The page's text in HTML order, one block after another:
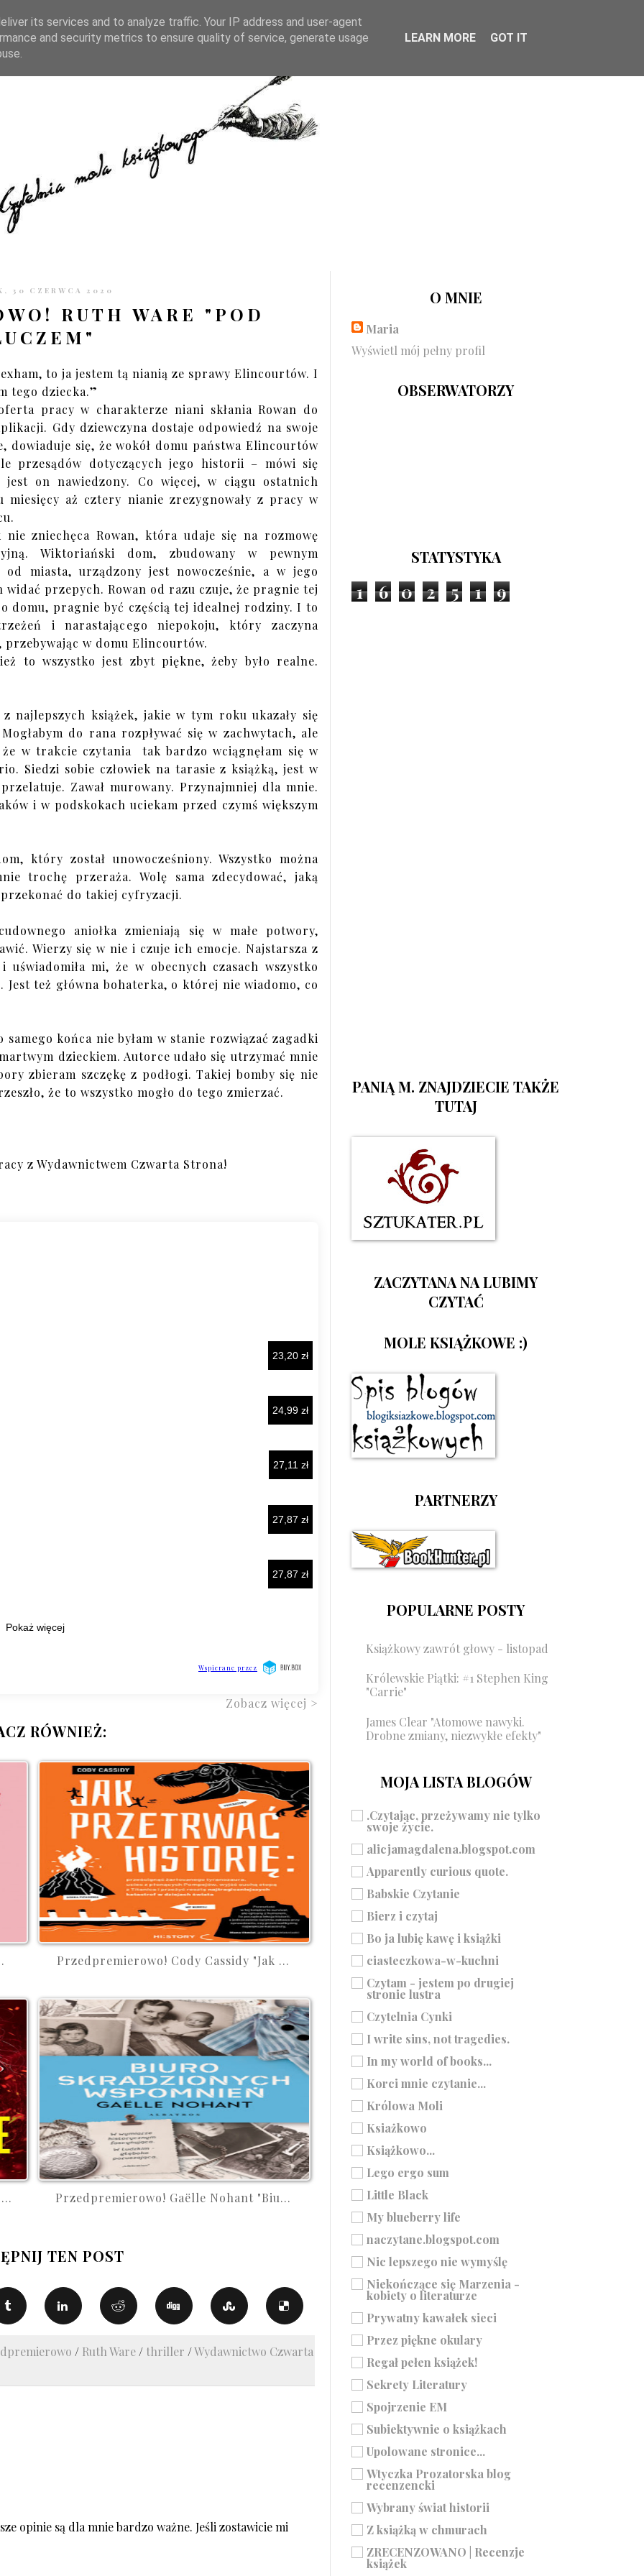
KONTAKT CZYTELNIA PO GODZINACH
30 CZERWCA 2020
RUTH WARE "POD
to ja jestem tą nianią ze sprawy Elincourtów. I
tego dziecka.”
pracy w charakterze niani skłania Rowan do
Gdy dziewczyna dostaje odpowiedź na swoje
dowiaduje się, że wokół domu państwa Elincourtów
przesądów dotyczących jego historii – mówi się
jest on nawiedzony. Co więcej, w ciągu ostatnich
miesięcy aż cztery nianie zrezygnowały z pracy w
nie zniechęca Rowan, która udaje się na rozmowę
Wiktoriański dom, zbudowany w pewnym
od miasta, urządzony jest nowocześnie, a w jego
widać przepych. Rowan od razu czuje, że pragnie tej
domu, pragnie być częścią tej idealnej rodziny. I to
i narastającego niepokoju, który zaczyna
przebywając w domu Elincourtów.
to wszystko jest zbyt piękne, żeby było realne.
najlepszych książek, jakie w tym roku ukazały się
do rana rozpływać się w zachwytach, ale
w trakcie czytania tak bardzo wciągnęłam się w
Siedzi sobie człowiek na tarasie z książką, jest w
Zawał murowany. Przynajmniej dla mnie.
i w podskokach uciekam przed czymś większym
który został unowocześniony. Wszystko można
trochę przeraża. Wolę sama zdecydować, jaką
do takiej cyfryzacji.
aniołka zmieniają się w małe potwory,
Wierzy się w nie i czuje ich emocje. Najstarsza z
mi, że w obecnych czasach wszystko
Jest też główna bohaterka, o której nie wiadomo, co
końca nie byłam w stanie rozwiązać zagadki
dzieckiem. Autorce udało się utrzymać mnie
zbieram szczękę z podłogi. Takiej bomby się nie
że to wszystko mogło do tego zmierzać.
z Wydawnictwem Czwarta Strona!
Zobacz więcej >
RÓWNIEŻ:
Przedpremierowo! Cody Cassidy "Jak ...
Przedpremierowo! Gaëlle Nohant "Biu...
TEN POST
/ Ruth Ware / thriller /Wydawnictwo Czwarta
opinie są dla mnie bardzo ważne. Jeśli zostawicie mi
O MNIE
Maria
Wyświetl mój pełny profil
OBSERWATORZY
STATYSTYKA
1 6 0 2 5 1 9
PANIĄ M. ZNAJDZIECIE TAKŻE
TUTAJ
ZACZYTANA NA LUBIMY
CZYTAĆ
MOLE KSIĄŻKOWE :)
PARTNERZY
POPULARNE POSTY
Książkowy zawrót głowy - listopad
Królewskie Piątki: #1 Stephen King
"Carrie"
James Clear "Atomowe nawyki.
Drobne zmiany, niezwykłe efekty"
MOJA LISTA BLOGÓW
.Czytając, przeżywamy nie tylko
swoje życie.
alicjamagdalena.blogspot.com
Apparently curious quote.
Babskie Czytanie
Bierz i czytaj
Bo ja lubię kawę i książki
ciasteczkowa-w-kuchni
Czytam - jestem po drugiej
stronie lustra
Czytelnia Cynki
I write sins, not tragedies.
In my world of books...
Korci mnie czytanie...
Królowa Moli
Ksiażkowo
Książkowo...
Lego ergo sum
Little Black
My blueberry life
naczytane.blogspot.com
Nic lepszego nie wymyślę
Niekończące się Marzenia -
kobiety o literaturze
Prywatny kawałek sieci
Przez piękne okulary
Regał pełen książek!
Sekrety Literatury
Spojrzenie EM
Subiektywnie o książkach
Upolowane stronice...
Wtyczka Prozatorska blog
recenzencki
Wybrany świat historii
Z książką w chmurach
ZRECENZOWANO | Recenzje
książek
its services and to analyze traffic. Your IP address and user-agent
and security metrics to ensure quality of service, generate usage
LEARN MORE GOT IT